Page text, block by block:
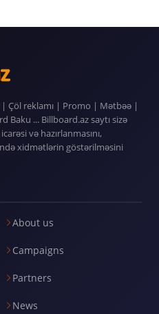
Çöl reklamı | Promo | Mətbəə |
Baku ... Billboard.az saytı sizə
və hazırlanmasını,
xidmətlərin göstərilməsini
About us
Campaigns
Partners
News